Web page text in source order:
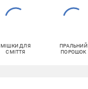
МІШКИ ДЛЯ
СМІТТЯ
ПРАЛЬНИЙ
ПОРОШОК